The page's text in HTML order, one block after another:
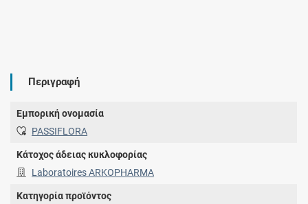
Περιγραφή
Εμπορική ονομασία
PASSIFLORA
Κάτοχος άδειας κυκλοφορίας
Laboratoires ARKOPHARMA
Κατηγορία προϊόντος